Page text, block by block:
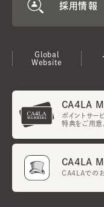
採用情報
Global
Website
CA4LA
ポイントサー
特典をご用意
CA4LA
CA4LAでのお